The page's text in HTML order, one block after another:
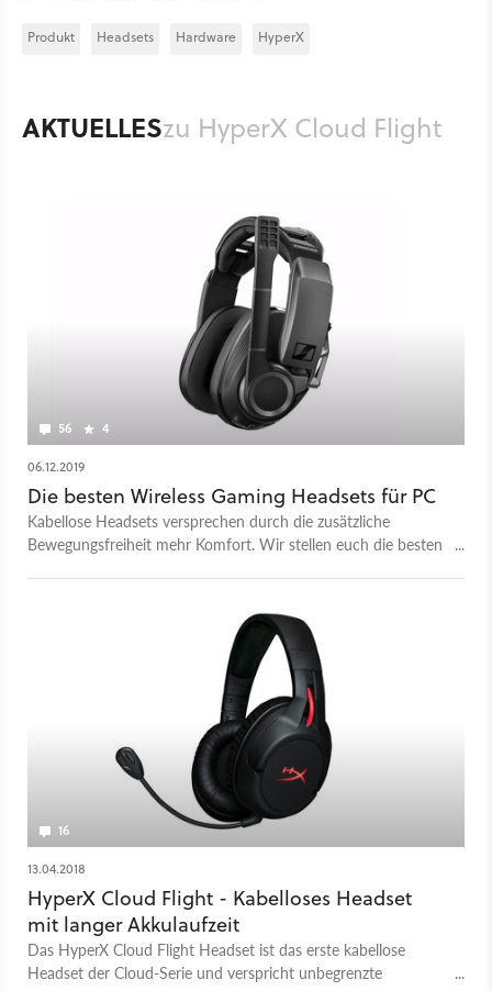
Produkt Headsets Hardware HyperX
AKTUELLESzu HyperX Cloud Flight
56 4
06.12.2019
Die besten Wireless Gaming Headsets für PC
Kabellose Headsets versprechen durch die zusätzliche
Bewegungsfreiheit mehr Komfort. Wir stellen euch die besten
16
13.04.2018
HyperX Cloud Flight - Kabelloses Headset
mit langer Akkulaufzeit
Das HyperX Cloud Flight Headset ist das erste kabellose
Headset der Cloud-Serie und verspricht unbegrenzte